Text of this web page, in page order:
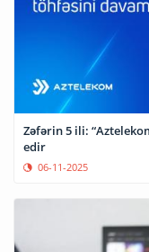
Zəfərin 5 ili:
edir
06-11-2025